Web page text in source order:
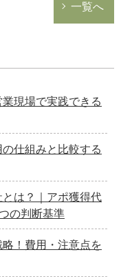
一覧へ
現場で実践できる
仕組みと比較する
は？｜アポ獲得代
の判断基準
！費用・注意点を